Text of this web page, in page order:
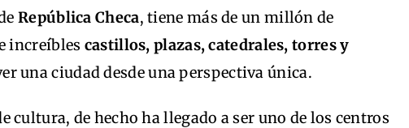
República Checa, tiene más de un millón de
increíbles castillos, plazas, catedrales, torres y
una ciudad desde una perspectiva única.
cultura, de hecho ha llegado a ser uno de los centros